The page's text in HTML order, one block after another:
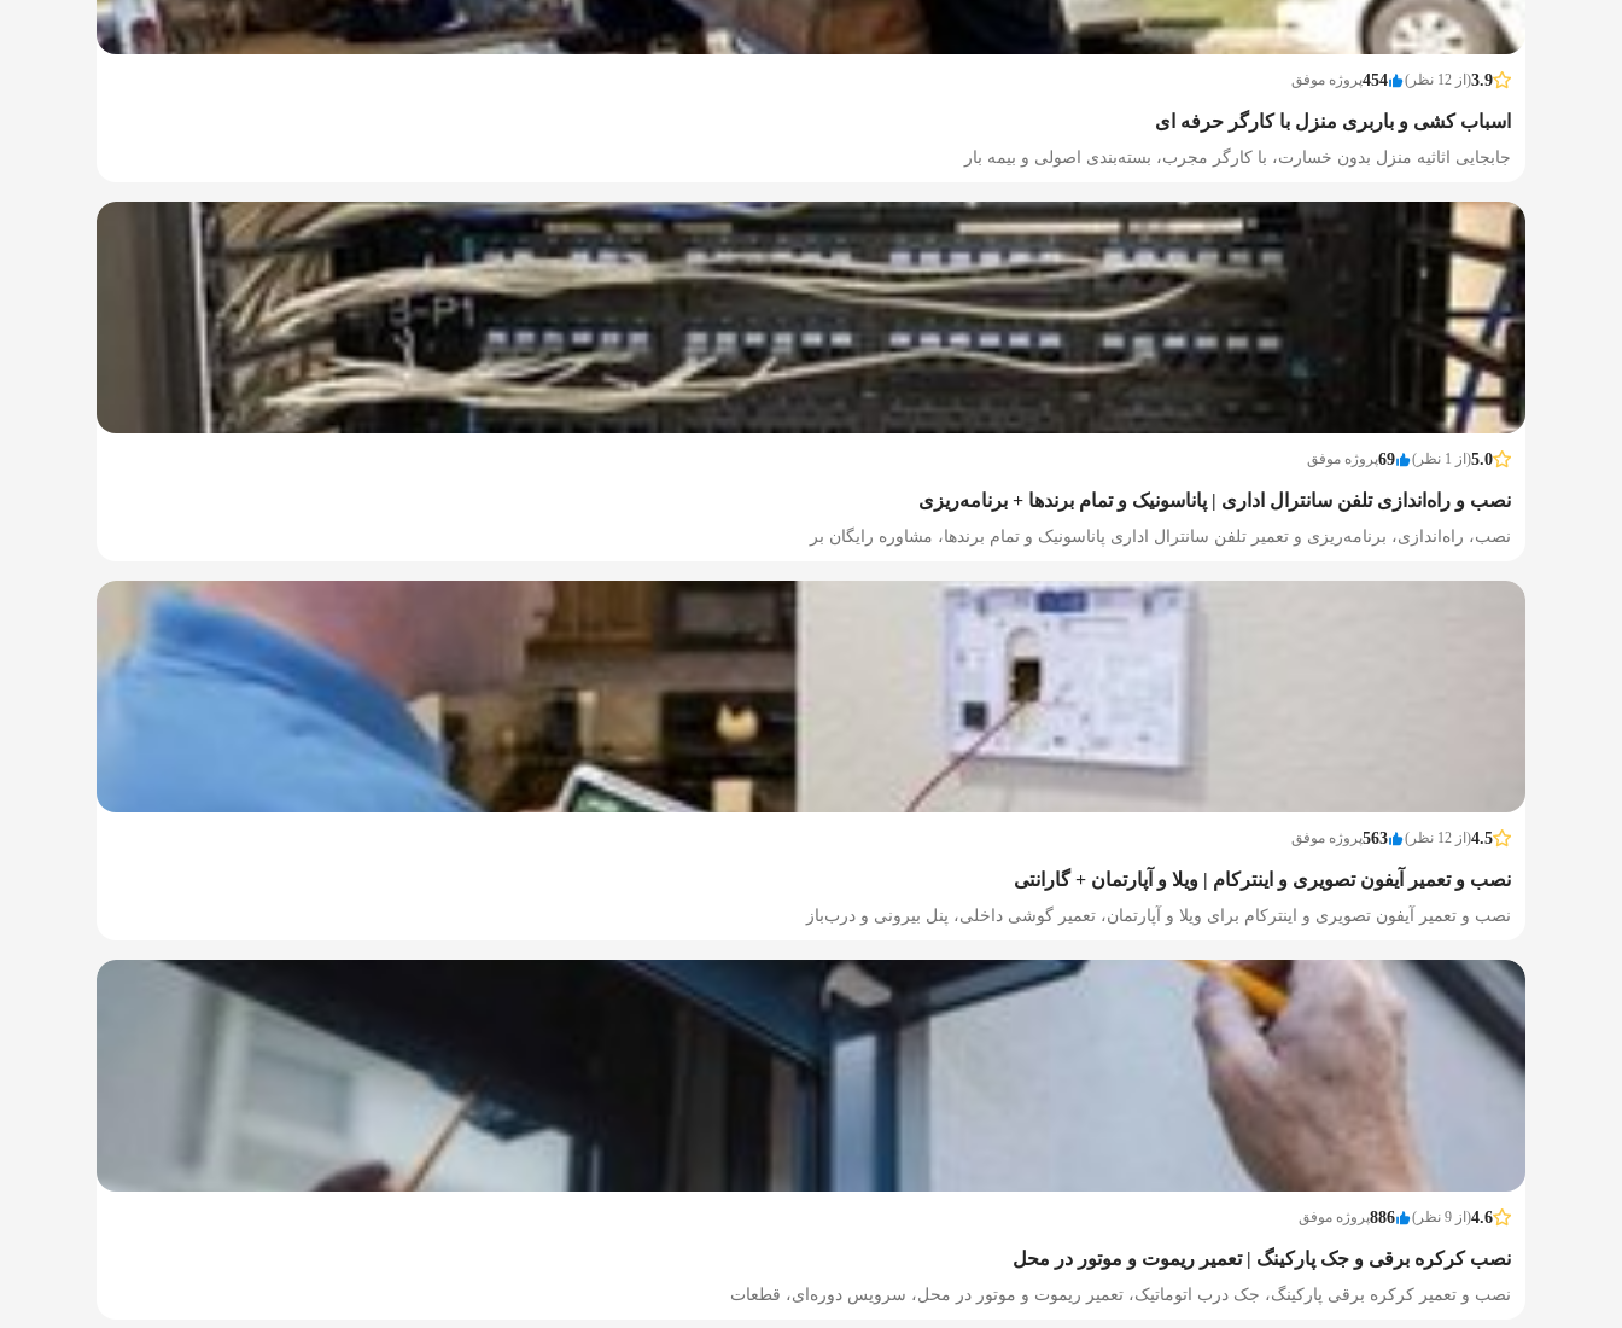
3.9(از 12 نظر) 454پروژه موفق
اسباب کشی و باربری منزل با کارگر حرفه ای
جابجایی اثاثیه منزل بدون خسارت، با کارگر مجرب، بسته‌بندی اصولی و بیمه بار
5.0(از 1 نظر) 69پروژه موفق
نصب و راه‌اندازی تلفن سانترال اداری | پاناسونیک و تمام برندها + برنامه‌ریزی
نصب، راه‌اندازی، برنامه‌ریزی و تعمیر تلفن سانترال اداری پاناسونیک و تمام برندها، مشاوره رایگان بر
4.5(از 12 نظر) 563پروژه موفق
نصب و تعمیر آیفون تصویری و اینترکام | ویلا و آپارتمان + گارانتی
نصب و تعمیر آیفون تصویری و اینترکام برای ویلا و آپارتمان، تعمیر گوشی داخلی، پنل بیرونی و درب‌باز‌
4.6(از 9 نظر) 886پروژه موفق
نصب کرکره برقی و جک پارکینگ | تعمیر ریموت و موتور در محل
نصب و تعمیر کرکره برقی پارکینگ، جک درب اتوماتیک، تعمیر ریموت و موتور در محل، سرویس دوره‌ای، قطعات